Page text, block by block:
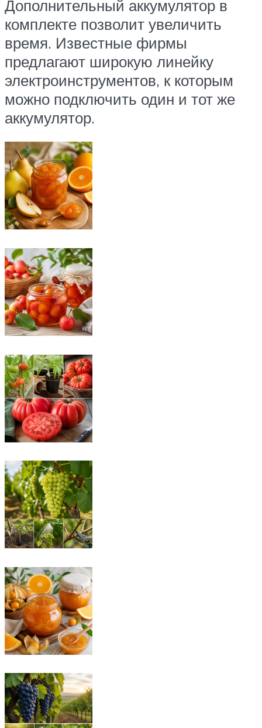
Дополнительный аккумулятор в
комплекте позволит увеличить
время. Известные фирмы
предлагают широкую линейку
электроинструментов, к которым
можно подключить один и тот же
аккумулятор.